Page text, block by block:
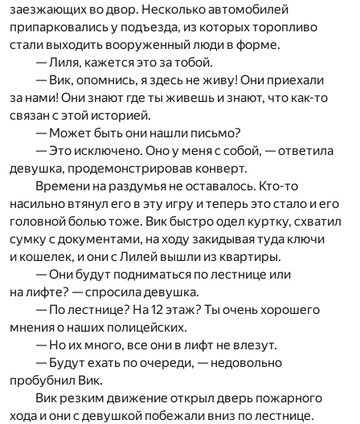
заезжающих во двор. Несколько автомобилей
припарковались у подъезда, из которых торопливо
стали выходить вооруженный люди в форме.
— Лиля, кажется это за тобой.
— Вик, опомнись, я здесь не живу! Они приехали
за нами! Они знают где ты живешь и знают, что как-то
связан с этой историей.
— Может быть они нашли письмо?
— Это исключено. Оно у меня с собой, — ответила
девушка, продемонстрировав конверт.
Времени на раздумья не оставалось. Кто-то
насильно втянул его в эту игру и теперь это стало и его
головной болью тоже. Вик быстро одел куртку, схватил
сумку с документами, на ходу закидывая туда ключи
и кошелек, и они с Лилей вышли из квартиры.
— Они будут подниматься по лестнице или
на лифте? — спросила девушка.
— По лестнице? На 12 этаж? Ты очень хорошего
мнения о наших полицейских.
— Но их много, все они в лифт не влезут.
— Будут ехать по очереди, — недовольно
пробубнил Вик.
Вик резким движение открыл дверь пожарного
хода и они с девушкой побежали вниз по лестнице.